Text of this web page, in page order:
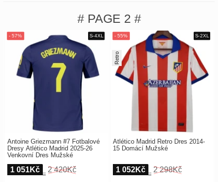
# PAGE 2 #
Antoine Griezmann #7 Fotbalové
Dresy Atlético Madrid 2025-26
Venkovní Dres Mužské
1 051Kč 2 420Kč
Atlético Madrid Retro Dres 2014-
15 Domácí Mužské
Retro
1 052Kč 2 298Kč